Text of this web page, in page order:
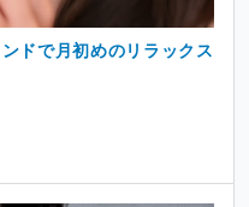
ドで月初めのリラックス